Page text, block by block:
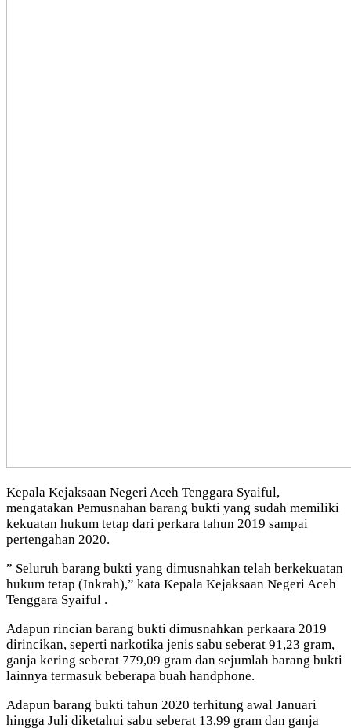
Kepala Kejaksaan Negeri Aceh Tenggara Syaiful,
mengatakan Pemusnahan barang bukti yang sudah memiliki
kekuatan hukum tetap dari perkara tahun 2019 sampai
pertengahan 2020.
” Seluruh barang bukti yang dimusnahkan telah berkekuatan
hukum tetap (Inkrah),” kata Kepala Kejaksaan Negeri Aceh
Tenggara Syaiful .
Adapun rincian barang bukti dimusnahkan perkaara 2019
dirincikan, seperti narkotika jenis sabu seberat 91,23 gram,
ganja kering seberat 779,09 gram dan sejumlah barang bukti
lainnya termasuk beberapa buah handphone.
Adapun barang bukti tahun 2020 terhitung awal Januari
hingga Juli diketahui sabu seberat 13,99 gram dan ganja